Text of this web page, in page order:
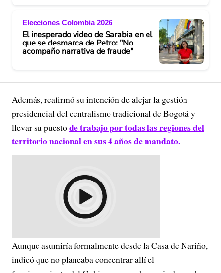
Elecciones Colombia 2026
El inesperado video de Sarabia en el
que se desmarca de Petro: "No
acompaño narrativa de fraude"
Además, reafirmó su intención de alejar la gestión
presidencial del centralismo tradicional de Bogotá y
llevar su puestode trabajo por todas las regiones del
territorio nacional en sus 4 años de mandato.
Aunque asumiría formalmente desde la Casa de Nariño,
indicó que no planeaba concentrar allí el